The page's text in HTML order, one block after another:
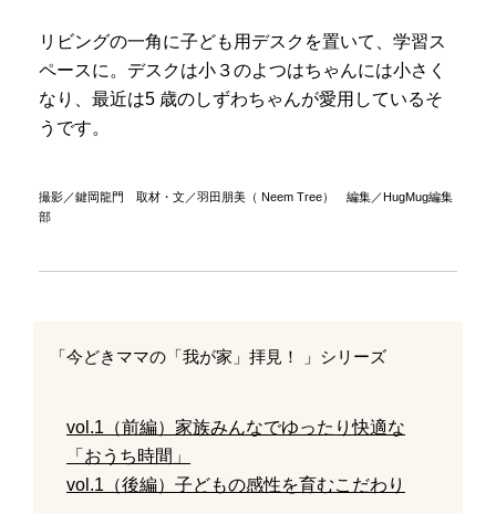
リビングの一角に子ども用デスクを置いて、学習ス
ペースに。デスクは小３のよつはちゃんには小さく
なり、最近は5 歳のしずわちゃんが愛用しているそ
うです。
撮影／鍵岡龍門 取材・文／羽田朋美（ Neem Tree） 編集／HugMug編集
部
「今どきママの「我が家」拝見！ 」シリーズ
vol.1（前編）家族みんなでゆったり快適な
「おうち時間」
vol.1（後編）子どもの感性を育むこだわり